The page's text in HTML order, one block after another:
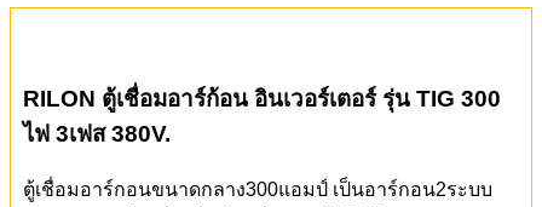
RILON ตู้เชื่อมอาร์ก้อน อินเวอร์เตอร์ รุ่น TIG 300
ไฟ 3เฟส 380V.
ตู้เชื่อมอาร์กอนขนาดกลาง300แอมป์ เป็นอาร์กอน2ระบบ